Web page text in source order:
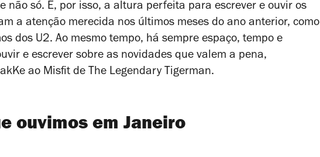
não só. É, por isso, a altura perfeita para escrever e ouvir os
a atenção merecida nos últimos meses do ano anterior, como
dos U2. Ao mesmo tempo, há sempre espaço, tempo e
e escrever sobre as novidades que valem a pena,
ao Misfit de The Legendary Tigerman.
ouvimos em Janeiro